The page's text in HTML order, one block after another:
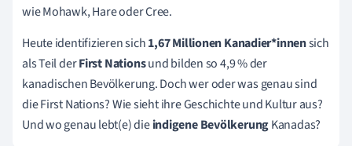
wie Mohawk, Hare oder Cree.
Heute identifizieren sich1,67 Millionen Kanadier*innensich
als Teil derFirst Nationsund bilden so 4,9 % der
kanadischen Bevölkerung. Doch wer oder was genau sind
die First Nations? Wie sieht ihre Geschichte und Kultur aus?
Und wo genau lebt(e) dieindigene BevölkerungKanadas?